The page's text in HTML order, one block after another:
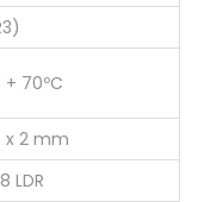
+ 70ºC
2 mm
LDR